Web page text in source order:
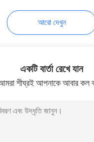
খাদ্য চিমটি
আরো দেখুন
একটি বার্তা রেখে যান
শীঘ্রই আপনাকে আবার কল